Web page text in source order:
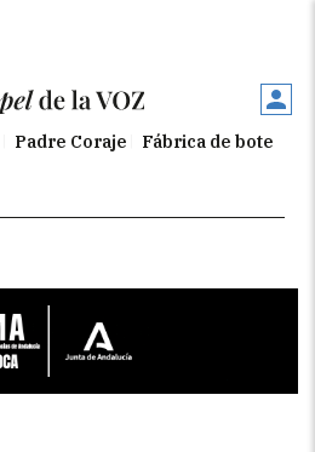
Padre Coraje Fábrica de botellas